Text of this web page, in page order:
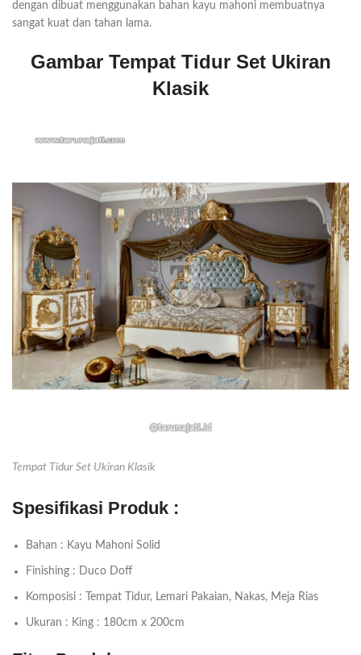
dengan dibuat menggunakan bahan kayu mahoni membuatnya
sangat kuat dan tahan lama.
Gambar Tempat Tidur Set Ukiran
Klasik
Tempat Tidur Set Ukiran Klasik
Spesifikasi Produk :
Bahan : Kayu Mahoni Solid
Finishing : Duco Doff
Komposisi : Tempat Tidur, Lemari Pakaian, Nakas, Meja Rias
Ukuran : King : 180cm x 200cm